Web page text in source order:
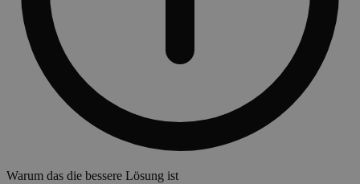
Warum das die bessere Lösung ist